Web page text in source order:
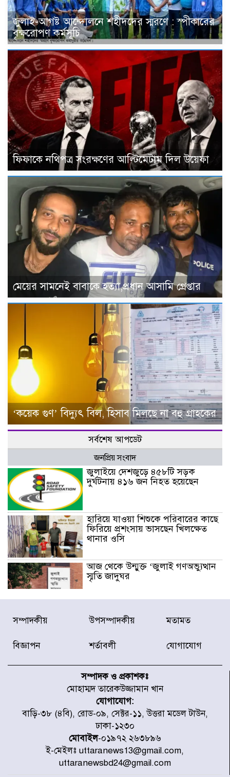
জুলাই-আগষ্ট আন্দোলনে শহীদদের স্মরণে : স্পীকারের
বৃক্ষরোপণ কর্মসূচি
ফিফাকে নথিপত্র সংরক্ষণের আল্টিমেটাম দিল উয়েফা
মেয়ের সামনেই বাবাকে হত্যা,প্রধান আসামি গ্রেপ্তার
‘কয়েক গুণ’ বিদ্যুৎ বিল, হিসাব মিলছে না বহু গ্রাহকের
সর্বশেষ আপডেট
জনপ্রিয় সংবাদ
জুলাইয়ে দেশজুড়ে ৪৫৮টি সড়ক
দুর্ঘটনায় ৪১৬ জন নিহত হয়েছেন
হারিয়ে যাওয়া শিশুকে পরিবারের কাছে
ফিরিয়ে প্রশংসায় ভাসছেন খিলক্ষেত
থানার ওসি
আজ থেকে উন্মুক্ত ‘জুলাই গণঅভ্যুত্থান
স্মৃতি জাদুঘর
রাজধানীর উত্তরা আঞ্চলিক পাসপোর্ট
অফিসের সামনে দালাল চক্রের ১৩ জন
করেছে র‌্যাব-১
চূড়ান্ত পর্যায়ে : ইরান
প্রত্যেক অপরাধীর বিচার এ দেশেই
হবে, সে যত শক্তিশালীই হোক না কেন,
চট্টগ্রামে জুলাই গণঅভ্যুত্থান দিবসে
প্রতিমন্ত্রী মীর হেলাল
আগামী ৫ দিন বৃষ্টির আভাস
সম্পাদকীয় উপসম্পাদকীয় মতামত
বিজ্ঞাপন শর্তাবলী যোগাযোগ
সম্পাদক ও প্রকাশকঃ
মোহাম্মদ তারেকউজ্জামান খান
যোগাযোগ:
বাড়ি-৩৮ (৪বি), রোড-০৯, সেক্টর-১১, উত্তরা মডেল টাউন,
ঢাকা-১২৩০
মোবাইল-০১৯৭২ ২৬৩৮৯৬
ই-মেইলঃ uttaranews13@gmail.com,
uttaranewsbd24@gmail.com